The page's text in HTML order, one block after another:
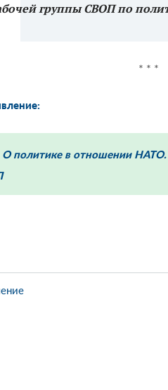
группы СВОП по
* * *
О политике в отношении НАТО.